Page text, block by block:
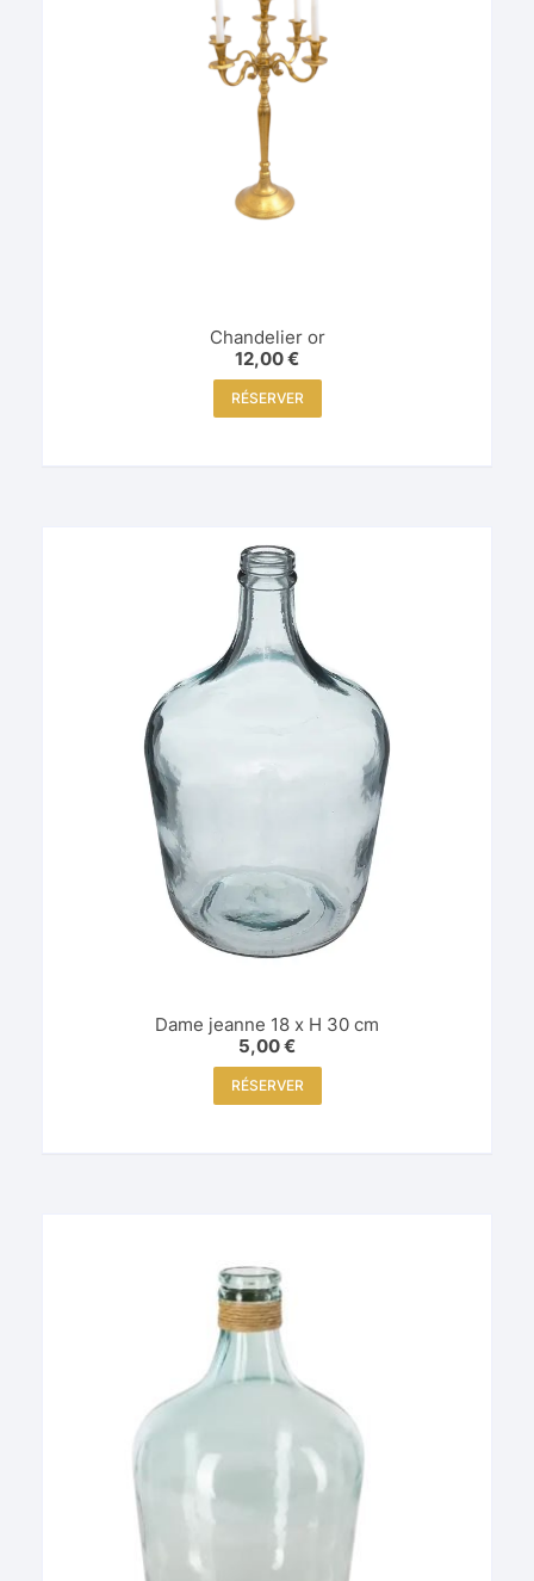
Chandelier or
12,00€
RÉSERVER
Dame jeanne 18 x H 30 cm
5,00€
RÉSERVER